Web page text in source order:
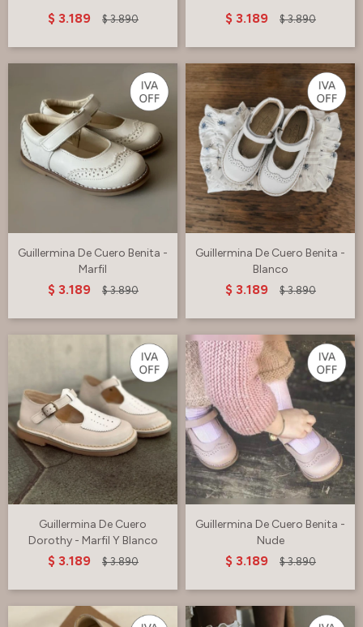
$ 3.189 $ 3.890 $ 3.189 $ 3.890
Guillermina De Cuero Benita -
Marfil
$ 3.189 $ 3.890
Guillermina De Cuero Benita -
Blanco
$ 3.189 $ 3.890
Guillermina De Cuero
Dorothy - Marfil Y Blanco
$ 3.189 $ 3.890
Guillermina De Cuero Benita -
Nude
$ 3.189 $ 3.890